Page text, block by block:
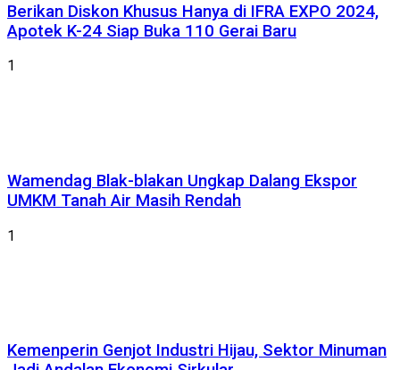
Berikan Diskon Khusus Hanya di IFRA EXPO 2024,
Apotek K-24 Siap Buka 110 Gerai Baru
1
Wamendag Blak-blakan Ungkap Dalang Ekspor
UMKM Tanah Air Masih Rendah
1
Kemenperin Genjot Industri Hijau, Sektor Minuman